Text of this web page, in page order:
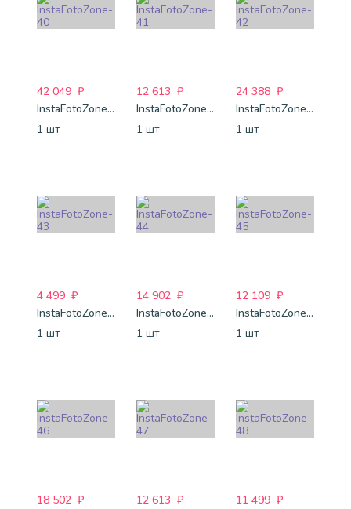
42 049 ₽
InstaFotoZone-40
1 шт
12 613 ₽
InstaFotoZone-41
1 шт
24 388 ₽
InstaFotoZone-42
1 шт
4 499 ₽
InstaFotoZone-43
1 шт
14 902 ₽
InstaFotoZone-44
1 шт
12 109 ₽
InstaFotoZone-45
1 шт
18 502 ₽
12 613 ₽
11 499 ₽